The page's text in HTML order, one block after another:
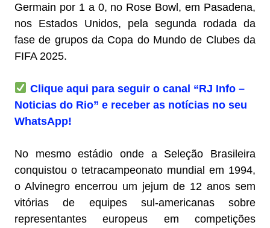
Germain por 1 a 0, no Rose Bowl, em Pasadena,
nos Estados Unidos, pela segunda rodada da
fase de grupos da Copa do Mundo de Clubes da
FIFA 2025.
Clique aqui para seguir o canal “RJ Info –
Noticias do Rio” e receber as notícias no seu
WhatsApp!
No mesmo estádio onde a Seleção Brasileira
conquistou o tetracampeonato mundial em 1994,
o Alvinegro encerrou um jejum de 12 anos sem
vitórias de equipes sul-americanas sobre
representantes europeus em competições